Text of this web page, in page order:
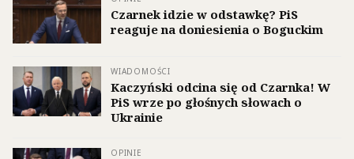
Czarnek idzie w odstawkę? PiS
reaguje na doniesienia o Boguckim
WIADOMOŚCI
Kaczyński odcina się od Czarnka! W
PiS wrze po głośnych słowach o
Ukrainie
OPINIE